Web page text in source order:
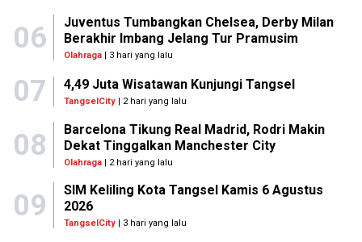
06
Juventus Tumbangkan Chelsea, Derby Milan
Berakhir Imbang Jelang Tur Pramusim
Olahraga| 3 hari yang lalu
07 4,49 Juta Wisatawan Kunjungi Tangsel
TangselCity | 2 hari yang lalu
08
Barcelona Tikung Real Madrid, Rodri Makin
Dekat Tinggalkan Manchester City
Olahraga| 2 hari yang lalu
09
SIM Keliling Kota Tangsel Kamis 6 Agustus
2026
TangselCity| 3 hari yang lalu